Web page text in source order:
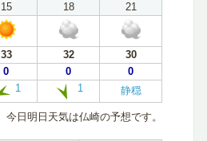
15 18
21
33 32
30
0 0
0
1 1 静穏
今日明日天気は仏崎の予想です。